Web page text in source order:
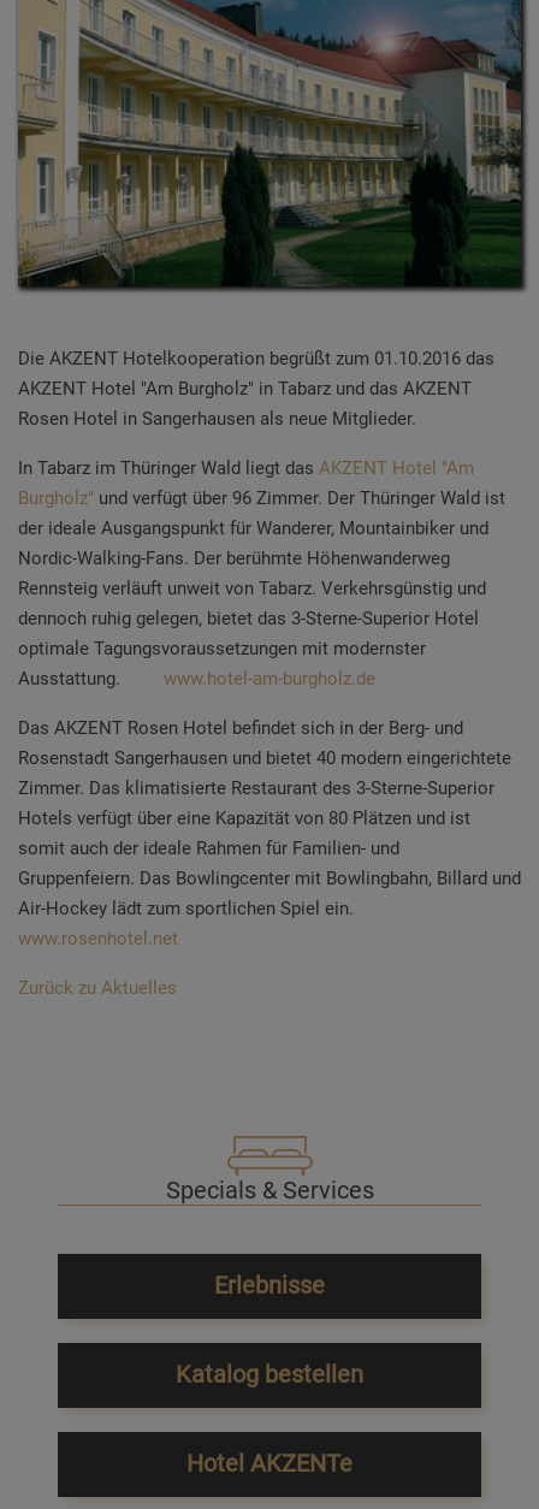
Die AKZENT Hotelkooperation begrüßt zum 01.10.2016 das
AKZENT Hotel "Am Burgholz" in Tabarz und das AKZENT
Rosen Hotel in Sangerhausen als neue Mitglieder.
In Tabarz im Thüringer Wald liegt das AKZENT Hotel "Am
Burgholz" und verfügt über 96 Zimmer. Der Thüringer Wald ist
der ideale Ausgangspunkt für Wanderer, Mountainbiker und
Nordic-Walking-Fans. Der berühmte Höhenwanderweg
Rennsteig verläuft unweit von Tabarz. Verkehrsgünstig und
dennoch ruhig gelegen, bietet das 3-Sterne-Superior Hotel
optimale Tagungsvoraussetzungen mit modernster
Ausstattung. www.hotel-am-burgholz.de
Das AKZENT Rosen Hotel befindet sich in der Berg- und
Rosenstadt Sangerhausen und bietet 40 modern eingerichtete
Zimmer. Das klimatisierte Restaurant des 3-Sterne-Superior
Hotels verfügt über eine Kapazität von 80 Plätzen und ist
somit auch der ideale Rahmen für Familien- und
Gruppenfeiern. Das Bowlingcenter mit Bowlingbahn, Billard und
Air-Hockey lädt zum sportlichen Spiel ein.
www.rosenhotel.net
Zurück zu Aktuelles
Specials & Services
Erlebnisse
Katalog bestellen
Hotel AKZENTe